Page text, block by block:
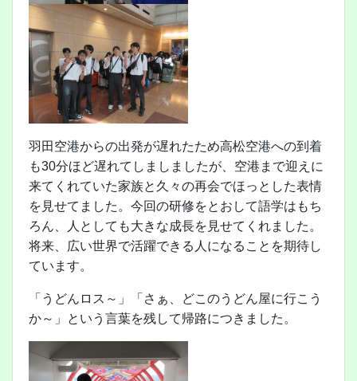
羽田空港からの出発が遅れたため高松空港への到着
も30分ほど遅れてしましましたが、空港まで迎えに
来てくれていた家族と久々の再会でほっとした表情
を見せてました。今回の研修をとおして語学はもち
ろん、人としても大きな成長を見せてくれました。
将来、広い世界で活躍できる人になることを期待し
ています。
「うどんロス～」「さぁ、どこのうどん屋に行こう
か～」という言葉を残して帰路につきました。